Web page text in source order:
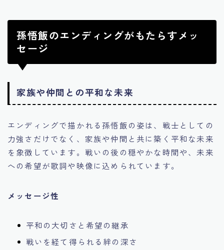
孫悟飯のエンディングがもたらすメッ
セージ
家族や仲間との平和な未来
エンディングで描かれる孫悟飯の姿は、戦士としての
力強さだけでなく、家族や仲間と共に築く平和な未来
を象徴しています。戦いの後の穏やかな時間や、未来
への希望が歌詞や映像に込められています。
メッセージ性
平和の大切さと希望の継承
戦いを経て得られる絆の深さ